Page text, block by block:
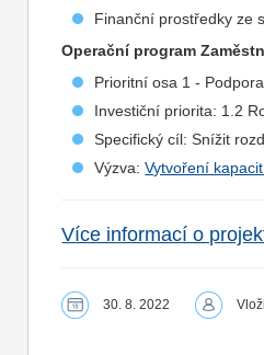
Finanční prostředky ze
Operační program
Prioritní osa 1 -
Investiční priorita: 1.2
Specifický cíl: Snížit
Výzva:Vytvoření
Více informací o
30. 8. 2022